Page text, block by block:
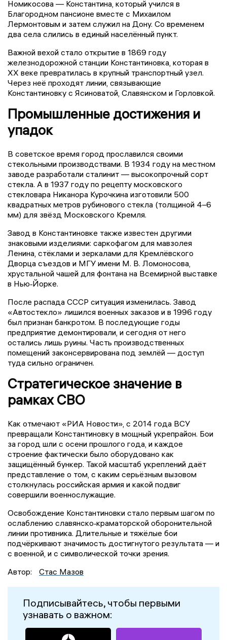
Номикосова — Константина, который учился в
Благородном пансионе вместе с Михаилом
Лермонтовым и затем служил на Дону. Со временем
два села слились в единый населённый пункт.
Важной вехой стало открытие в 1869 году
железнодорожной станции Константиновка, которая в
XX веке превратилась в крупный транспортный узел.
Через неё проходят линии, связывающие
Константиновку с Ясиноватой, Славянском и Горловкой.
Промышленные достижения и
упадок
В советское время город прославился своими
стекольными производствами. В 1934 году на местном
заводе разработали сталинит — высокопрочный сорт
стекла. А в 1937 году по рецепту московского
стекловара Никанора Курочкина изготовили 500
квадратных метров рубинового стекла (толщиной 4–6
мм) для звёзд Московского Кремля.
Завод в Константиновке также известен другими
знаковыми изделиями: саркофагом для мавзолея
Ленина, стёклами и зеркалами для Кремлёвского
Дворца съездов и МГУ имени М. В. Ломоносова,
хрустальной чашей для фонтана на Всемирной выставке
в Нью‑Йорке.
После распада СССР ситуация изменилась. Завод
«Автостекло» лишился военных заказов и в 1996 году
был признан банкротом. В последующие годы
предприятие демонтировали, и сегодня от него
остались лишь руины. Часть производственных
помещений законсервирована под землёй — доступ
туда сильно ограничен.
Стратегическое значение в
рамках СВО
Как отмечают «РИА Новости», с 2014 года ВСУ
превращали Константиновку в мощный укрепрайон. Бои
за город шли с осени прошлого года, и каждое
строение фактически было оборудовано как
защищённый бункер. Такой масштаб укреплений даёт
представление о том, с каким серьёзным вызовом
столкнулась российская армия и какой подвиг
совершили военнослужащие.
Освобождение Константиновки стало первым шагом по
ослаблению славянско‑краматорской оборонительной
линии противника. Длительные и тяжёлые бои
подчёркивают значимость достигнутого результата — и
с военной, и с символической точки зрения.
Автор:
Стас Мазов
Подписывайтесь, чтобы первыми
узнавать о важном: